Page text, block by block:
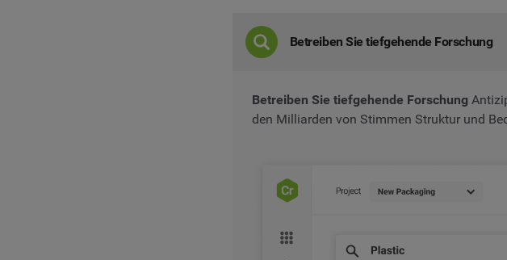
Betreiben Sie tiefgehende Forschung
Betreiben Sie tiefgehende Forschung
den Milliarden von Stimmen Struktur und